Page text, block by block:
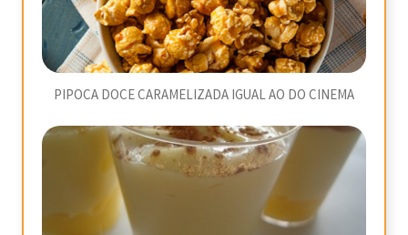
PIPOCA DOCE CARAMELIZADA IGUAL AO DO CINEMA